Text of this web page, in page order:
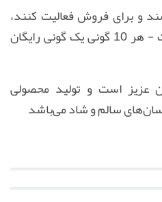
و برای فروش فعالیت کنند،
جایزه 10% تعلق خواهد گرفت - هر 10 گونی یک گونی رایگان
عزیز است و تولید محصولی
سالم و شاد می‌باشد